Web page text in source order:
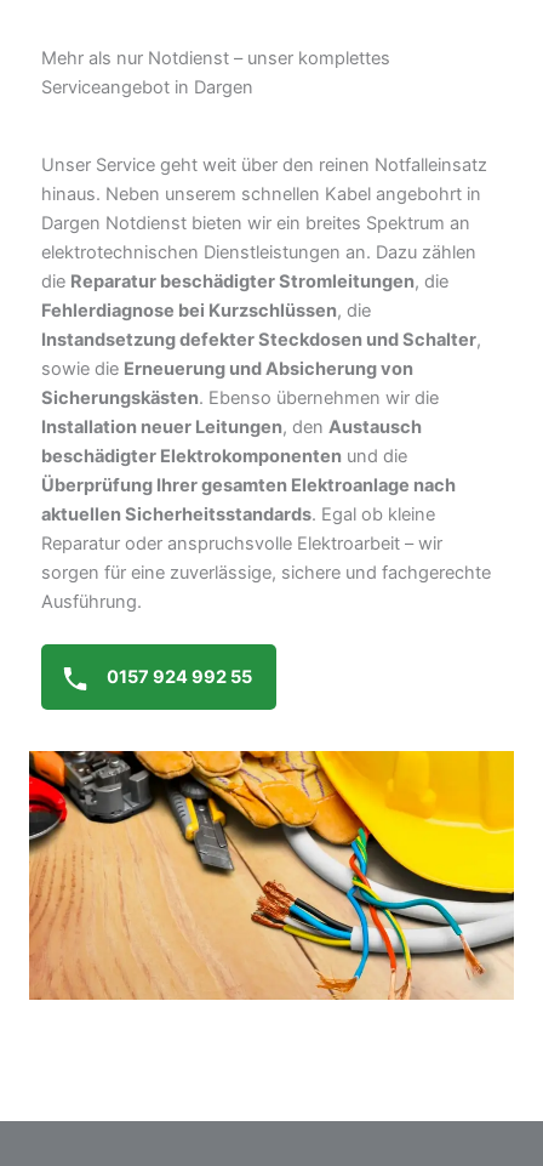
Mehr als nur Notdienst – unser komplettes
Serviceangebot in Dargen
Unser Service geht weit über den reinen Notfalleinsatz
hinaus. Neben unserem schnellen Kabel angebohrt in
Dargen Notdienst bieten wir ein breites Spektrum an
elektrotechnischen Dienstleistungen an. Dazu zählen
die Reparatur beschädigter Stromleitungen, die
Fehlerdiagnose bei Kurzschlüssen, die
Instandsetzung defekter Steckdosen und Schalter,
sowie die Erneuerung und Absicherung von
Sicherungskästen. Ebenso übernehmen wir die
Installation neuer Leitungen, den Austausch
beschädigter Elektrokomponenten und die
Überprüfung Ihrer gesamten Elektroanlage nach
aktuellen Sicherheitsstandards. Egal ob kleine
Reparatur oder anspruchsvolle Elektroarbeit – wir
sorgen für eine zuverlässige, sichere und fachgerechte
Ausführung.
0157 924 992 55